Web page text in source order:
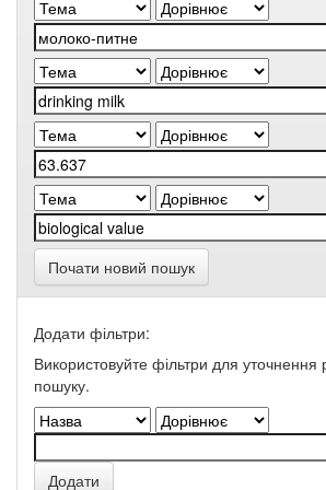
Почати новий пошук
Додати фільтри:
Використовуйте фільтри для уточнення
пошуку.